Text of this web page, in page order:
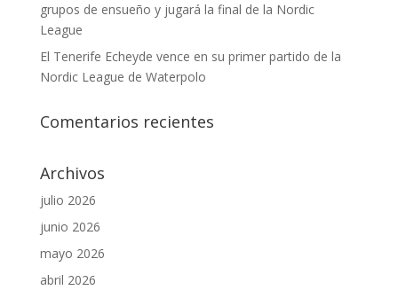
grupos de ensueño y jugará la final de la Nordic
League
El Tenerife Echeyde vence en su primer partido de la
Nordic League de Waterpolo
Comentarios recientes
Archivos
julio 2026
junio 2026
mayo 2026
abril 2026